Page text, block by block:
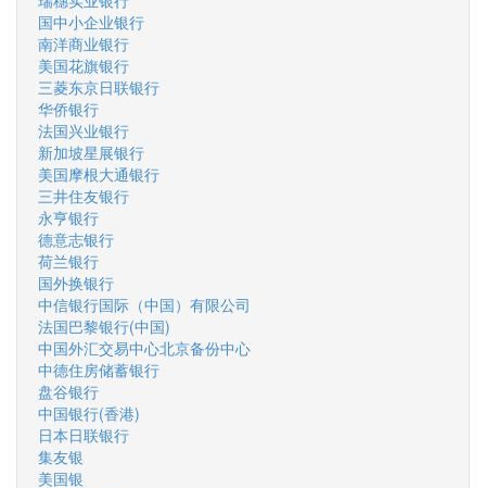
国中小企业银行
南洋商业银行
美国花旗银行
三菱东京日联银行
华侨银行
法国兴业银行
新加坡星展银行
美国摩根大通银行
三井住友银行
永亨银行
德意志银行
荷兰银行
国外换银行
中信银行国际（中国）有限公司
法国巴黎银行(中国)
中国外汇交易中心北京备份中心
中德住房储蓄银行
盘谷银行
中国银行(香港)
日本日联银行
集友银
美国银